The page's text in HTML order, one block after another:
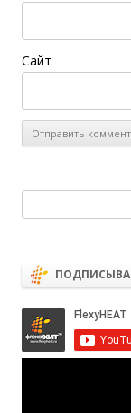
Сайт